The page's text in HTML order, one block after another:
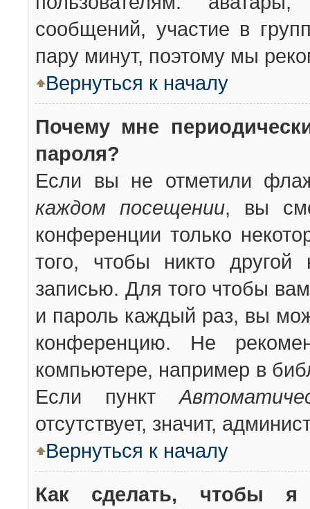
сообщений, участие в
пару минут, поэтому мы
Вернуться к началу
Почему мне
пароля?
Если вы не отметили
каждом посещении, вы
конференции только
того, чтобы никто другой
записью. Для того чтобы
и пароль каждый раз, вы
конференцию. Не
компьютере, например в
Если пункт
отсутствует, значит,
Вернуться к началу
Как сделать, чтобы